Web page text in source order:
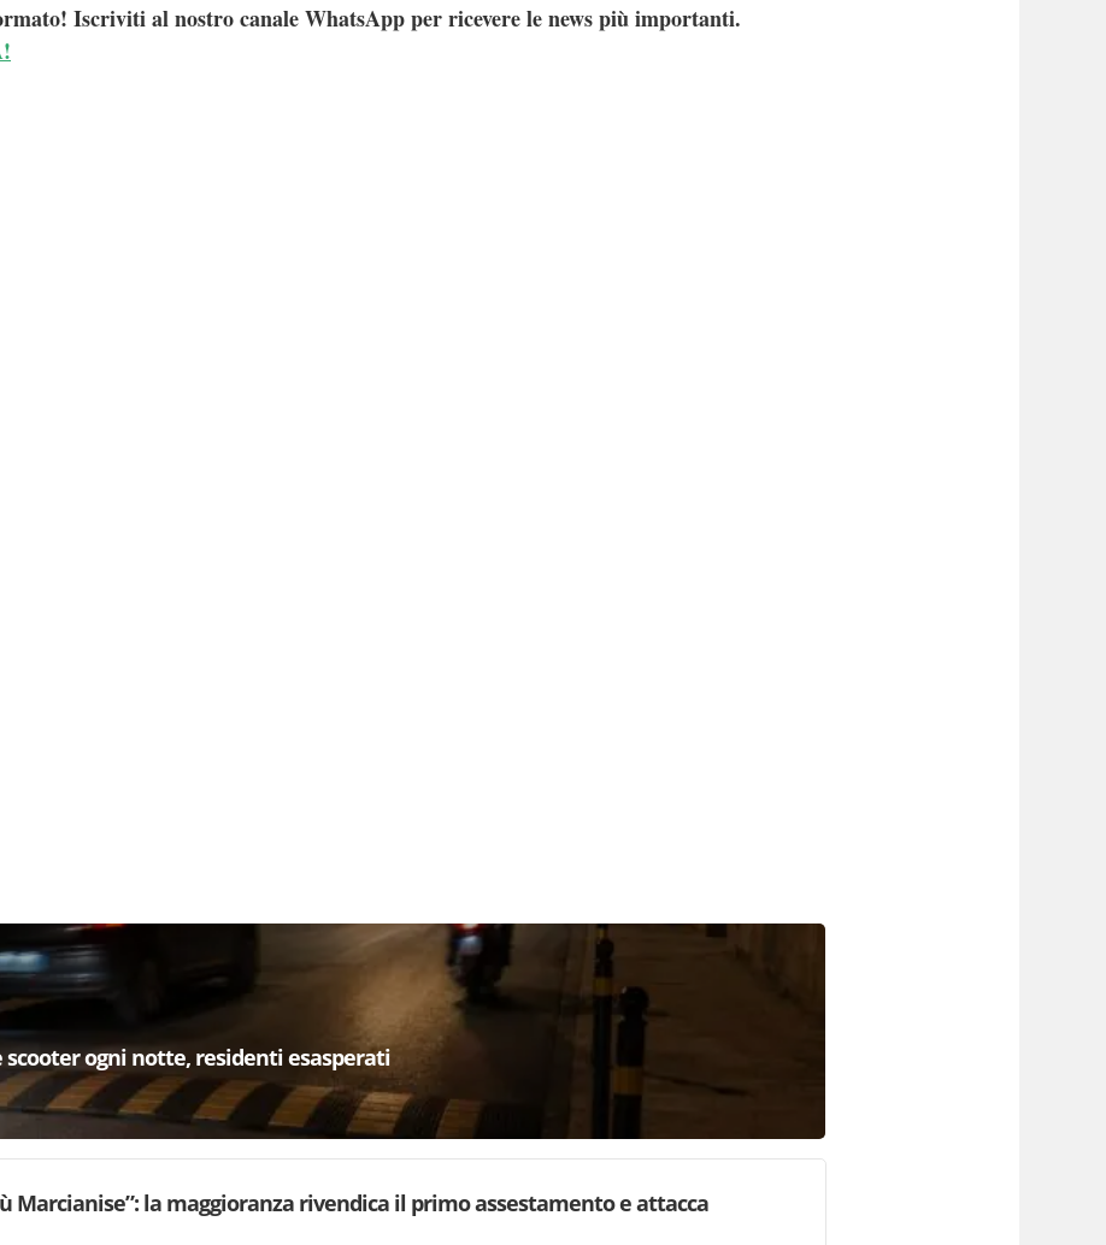
Iscriviti al nostro canale WhatsApp per ricevere le news più importanti.
scooter ogni notte, residenti esasperati
Marcianise”: la maggioranza rivendica il primo assestamento e attacca